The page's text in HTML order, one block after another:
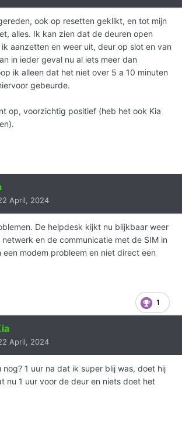
uitgevoerd door de reset
paperclip in te drukken, de
aanwezig bij de volume
toestel.
ook op resetten geklikt, en tot mijn
alles. Ik kan zien dat de deuren open
aanzetten en weer uit, deur op slot en van
in ieder geval nu al iets meer dan
ik alleen dat het niet over 5 a 10 minuten
gebeurde.
op, voorzichtig positief (heb het ook Kia
April, 2024
De helpdesk kijkt nu blijkbaar weer
en de communicatie met de SIM in
een modem probleem en niet direct een
1
April, 2024
nog? 1 uur na dat ik super blij was, doet hij
nu 1 uur voor de deur en niets doet het